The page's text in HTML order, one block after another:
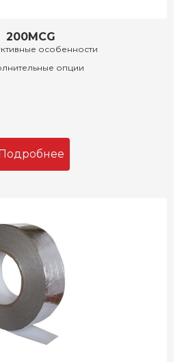
200MCG
особенности
опции
Подробнее